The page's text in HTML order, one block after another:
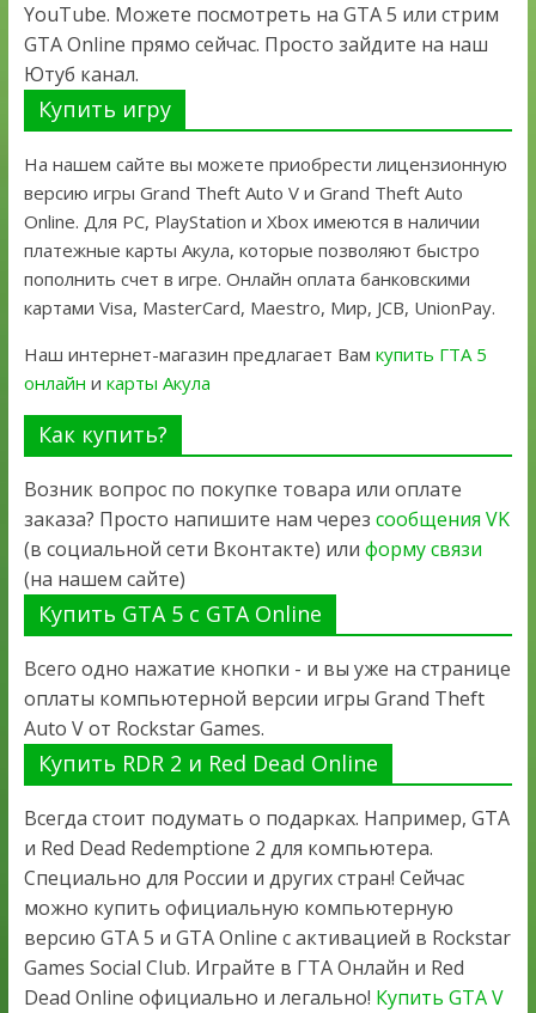
YouTube. Можете посмотреть на GTA 5 или стрим
GTA Online прямо сейчас. Просто зайдите на наш
Ютуб канал.
Купить игру
На нашем сайте вы можете приобрести лицензионную
версию игры Grand Theft Auto V и Grand Theft Auto
Online. Для PC, PlayStation и Xbox имеются в наличии
платежные карты Акула, которые позволяют быстро
пополнить счет в игре. Онлайн оплата банковскими
картами Visa, MasterCard, Maestro, Мир, JCB, UnionPay.
Наш интернет-магазин предлагает Вам купить ГТА 5
онлайн и карты Акула
Как купить?
Возник вопрос по покупке товара или оплате
заказа? Просто напишите нам через сообщения VK
(в социальной сети Вконтакте) или форму связи
(на нашем сайте)
Купить GTA 5 с GTA Online
Всего одно нажатие кнопки - и вы уже на странице
оплаты компьютерной версии игры Grand Theft
Auto V от Rockstar Games.
Купить RDR 2 и Red Dead Online
Всегда стоит подумать о подарках. Например, GTA
и Red Dead Redemptione 2 для компьютера.
Специально для России и других стран! Сейчас
можно купить официальную компьютерную
версию GTA 5 и GTA Online с активацией в Rockstar
Games Social Club. Играйте в ГТА Онлайн и Red
Dead Online официально и легально! Купить GTA V